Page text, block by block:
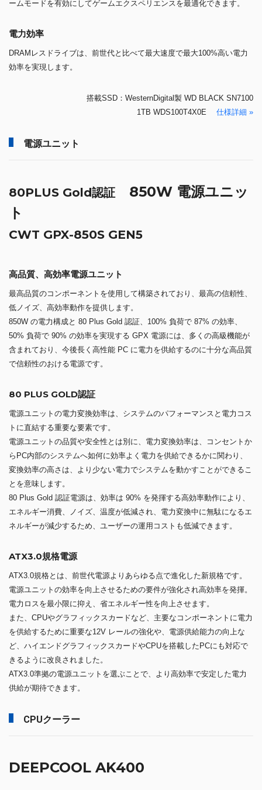
ームモードを有効にしてゲームエクスペリエンスを最適化できます。
電力効率
DRAMレスドライブは、前世代と比べて最大速度で最大100%高い電力
効率を実現します。
搭載SSD：WesternDigital製 WD BLACK SN7100
1TB WDS100T4X0E 仕様詳細 »
電源ユニット
80PLUS Gold認証 850W 電源ユニッ
ト
CWT GPX-850S GEN5
高品質、高効率電源ユニット
最高品質のコンポーネントを使用して構築されており、最高の信頼性、
低ノイズ、高効率動作を提供します。
850W の電力構成と 80 Plus Gold 認証、100% 負荷で 87% の効率、
50% 負荷で 90% の効率を実現する GPX 電源には、多くの高級機能が
含まれており、今後長く高性能 PC に電力を供給するのに十分な高品質
で信頼性のおける電源です。
80 PLUS GOLD認証
電源ユニットの電力変換効率は、システムのパフォーマンスと電力コス
トに直結する重要な要素です。
電源ユニットの品質や安全性とは別に、電力変換効率は、コンセントか
らPC内部のシステムへ如何に効率よく電力を供給できるかに関わり、
変換効率の高さは、より少ない電力でシステムを動かすことができるこ
とを意味します。
80 Plus Gold 認証電源は、効率は 90% を発揮する高効率動作により、
エネルギー消費、ノイズ、温度が低減され、電力変換中に無駄になるエ
ネルギーが減少するため、ユーザーの運用コストも低減できます。
ATX3.0規格電源
ATX3.0規格とは、前世代電源よりあらゆる点で進化した新規格です。
電源ユニットの効率を向上させるための要件が強化され高効率を発揮。
電力ロスを最小限に抑え、省エネルギー性を向上させます。
また、CPUやグラフィックスカードなど、主要なコンポーネントに電力
を供給するために重要な12V レールの強化や、電源供給能力の向上な
ど、ハイエンドグラフィックスカードやCPUを搭載したPCにも対応で
きるように改良されました。
ATX3.0準拠の電源ユニットを選ぶことで、より高効率で安定した電力
供給が期待できます。
CPUクーラー
DEEPCOOL AK400